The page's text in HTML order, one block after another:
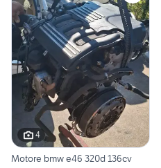
4
Motore bmw e46 320d 136cv